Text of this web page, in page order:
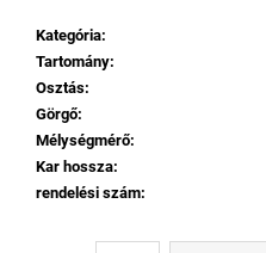
Kategória:
Tartomány:
Osztás:
Görgő:
Mélységmérő:
Kar hossza:
rendelési szám: